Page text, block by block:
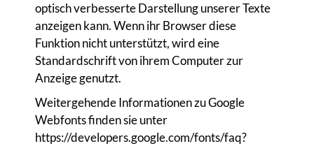
optisch verbesserte Darstellung unserer Texte
anzeigen kann. Wenn ihr Browser diese
Funktion nicht unterstützt, wird eine
Standardschrift von ihrem Computer zur
Anzeige genutzt.
Weitergehende Informationen zu Google
Webfonts finden sie unter
https://developers.google.com/fonts/faq?